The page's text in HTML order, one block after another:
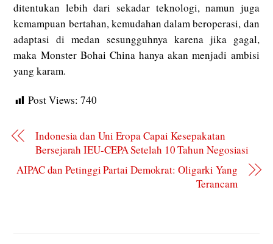
ditentukan lebih dari sekadar teknologi, namun juga
kemampuan bertahan, kemudahan dalam beroperasi, dan
adaptasi di medan sesungguhnya karena jika gagal,
maka Monster Bohai China hanya akan menjadi ambisi
yang karam.
Post Views: 740
Indonesia dan Uni Eropa Capai Kesepakatan
Bersejarah IEU-CEPA Setelah 10 Tahun Negosiasi
AIPAC dan Petinggi Partai Demokrat: Oligarki Yang
Terancam